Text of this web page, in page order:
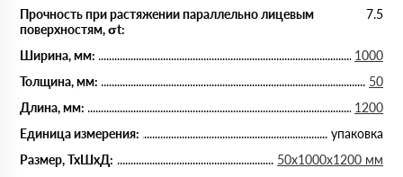
Прочность при растяжении параллельно лицевым
поверхностям, σt:
7.5
Ширина, мм:
1000
Толщина, мм:
50
Длина, мм:
1200
Единица измерения:
упаковка
Размер, ТхШхД:
50х1000х1200 мм